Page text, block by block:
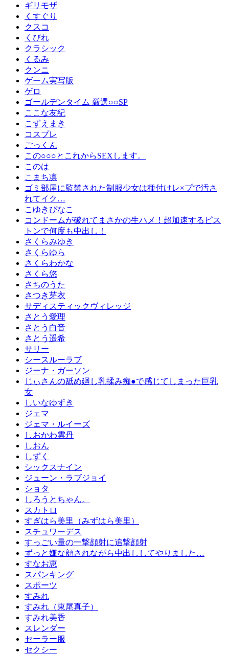
ギリモザ
くすぐり
クスコ
くびれ
クラシック
くるみ
クンニ
ゲーム実写版
ゲロ
ゴールデンタイム 厳選○○SP
ここな友紀
こずえまき
コスプレ
ごっくん
この○○○とこれからSEXします。
このは
こまち凛
ゴミ部屋に監禁された制服少女は種付けレ×プで汚さ
れてイク…
こゆきぴなこ
コンドームが破れてまさかの生ハメ！超加速するピス
トンで何度も中出し！
さくらみゆき
さくらゆら
さくらわかな
さくら悠
さちのうた
さつき芽衣
サディスティックヴィレッジ
さとう愛理
さとう白音
さとう遥希
サリー
シースルーラブ
ジーナ・ガーソン
じぃさんの舐め廻し乳揉み痴●で感じてしまった巨乳
女
しいなゆずき
ジェマ
ジェマ・ルイーズ
しおかわ雲丹
しおん
しずく
シックスナイン
ジューン・ラブジョイ
ショタ
しろうとちゃん。
スカトロ
すぎはら美里（みずはら美里）
スチュワーデス
すっごい量の一撃顔射に追撃顔射
ずっと嫌な顔されながら中出ししてやりました…
すなお恵
スパンキング
スポーツ
すみれ
すみれ（東尾真子）
すみれ美香
スレンダー
セーラー服
セクシー